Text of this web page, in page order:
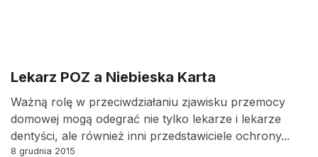
Lekarz POZ a Niebieska Karta
Ważną rolę w przeciwdziałaniu zjawisku przemocy
domowej mogą odegrać nie tylko lekarze i lekarze
dentyści, ale również inni przedstawiciele ochrony...
8 grudnia 2015